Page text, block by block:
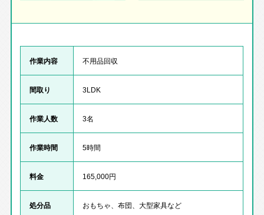
作業内容 不用品回収
間取り 3LDK
作業人数 3名
作業時間 5時間
料金 165,000円
処分品 おもちゃ、布団、大型家具など